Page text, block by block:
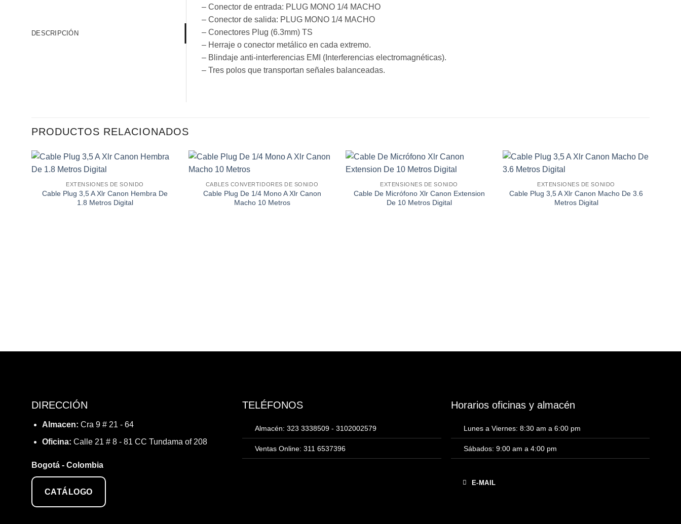
DESCRIPCIÓN
– Conector de entrada: PLUG MONO 1/4 MACHO
– Conector de salida: PLUG MONO 1/4 MACHO
– Conectores Plug (6.3mm) TS
– Herraje o conector metálico en cada extremo.
– Blindaje anti-interferencias EMI (Interferencias electromagnéticas).
– Tres polos que transportan señales balanceadas.
PRODUCTOS RELACIONADOS
Añadir
a la
EXTENSIONES DE SONIDO
Cable Plug 3,5 A Xlr Canon Hembra De
1.8 Metros Digital
a la
CABLES CONVERTIDORES DE SONIDO
Cable Plug De 1/4 Mono A Xlr Canon
Macho 10 Metros
Añadir
a la
EXTENSIONES DE SONIDO
Cable De Micrófono Xlr Canon Extension
De 10 Metros Digital
Añadir
a la
EXTENSIONES DE SONIDO
Cable Plug 3,5 A Xlr Canon Macho De 3.6
Metros Digital
DIRECCIÓN
Almacen: Cra 9 # 21 - 64
Oficina: Calle 21 # 8 - 81 CC Tundama of 208
Bogotá - Colombia
CATÁLOGO
TELÉFONOS
Almacén: 323 3338509 - 3102002579
Ventas Online: 311 6537396
Horarios oficinas y almacén
Lunes a Viernes: 8:30 am a 6:00 pm
Sábados: 9:00 am a 4:00 pm
E-MAIL